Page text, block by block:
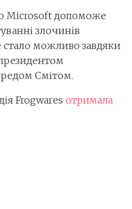
Microsoft допоможе
злочинів
стало можливо завдяки
президентом
Смітом.
Frogwares отримала